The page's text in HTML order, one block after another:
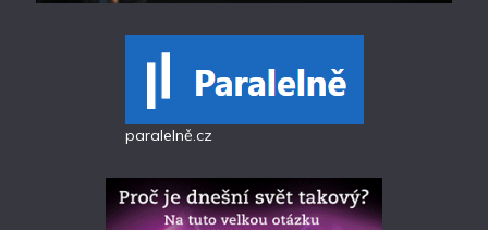
paralelně.cz